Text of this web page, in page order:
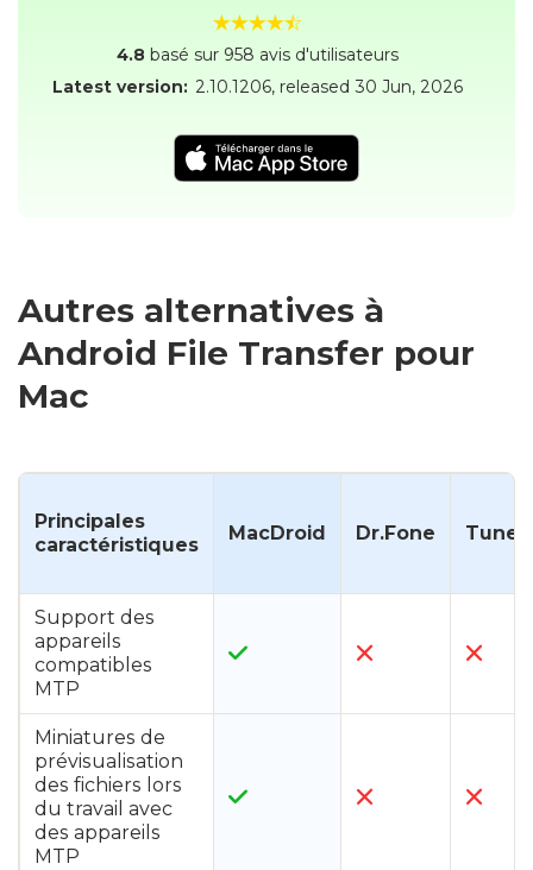
4.8 basé sur 958 avis d'utilisateurs
Latest version: 2.10.1206, released 30 Jun, 2026
Autres alternatives à
Android File Transfer pour
Mac
Principales
caractéristiques
MacDroid Dr.Fone
Support des
appareils
compatibles
MTP
Miniatures de
prévisualisation
des fichiers lors
du travail avec
des appareils
MTP